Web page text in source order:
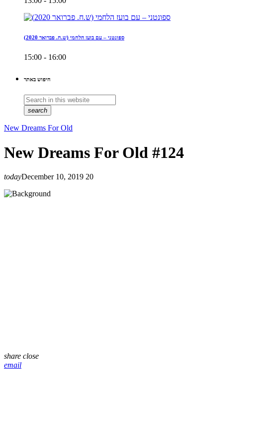
ספונטני – עם בועז הלחמי (ש.ח. פברואר 2020)
15:00 - 16:00
חיפוש באתר
search
New Dreams For Old
New Dreams For Old #124
todayDecember 10, 2019 20
share close
email